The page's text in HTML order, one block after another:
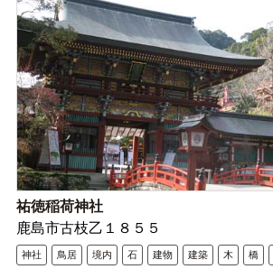
祐徳稲荷神社
鹿島市古枝乙１８５５
神社 鳥居 境内 石 建物 建築 木 橋